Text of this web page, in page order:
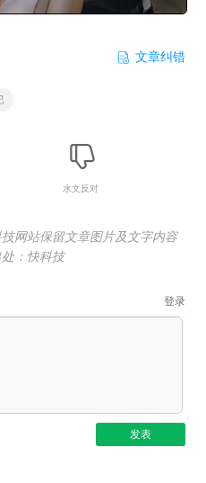
文章纠错
水文反对
网站保留文章图片及文字内容
：快科技
登录